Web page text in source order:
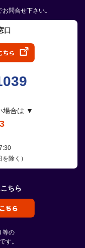
問合せ下さい。
口
場合は ▼
除く）
ちら
等の
す。